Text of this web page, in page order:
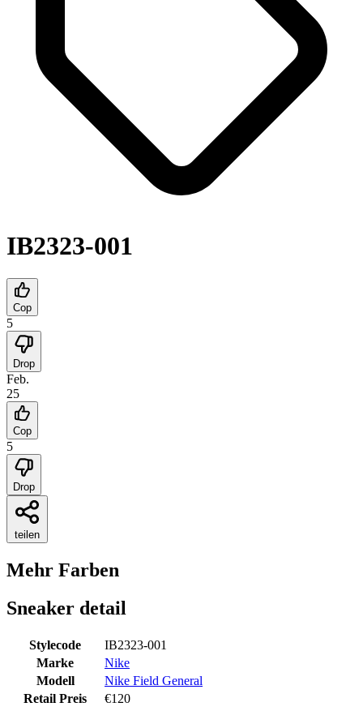
IB2323-001
Cop
5
Drop
Feb.
25
Cop
5
Drop
teilen
Mehr Farben
Sneaker detail
Stylecode
IB2323-001
Marke
Nike
Modell
Nike Field General
Retail Preis
€120